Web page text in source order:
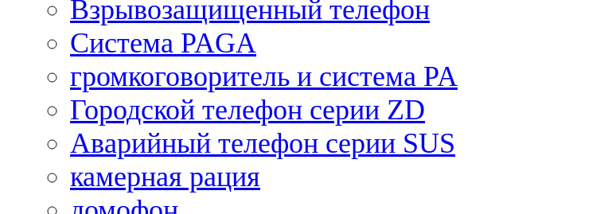
Взрывозащищенный телефон
Система PAGA
громкоговоритель и система PA
Городской телефон серии ZD
Аварийный телефон серии SUS
камерная рация